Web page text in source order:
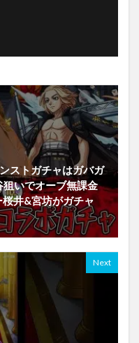
ストガチャはガバガ
いでオーブ無課金
井&宮坊がガチャ
Next